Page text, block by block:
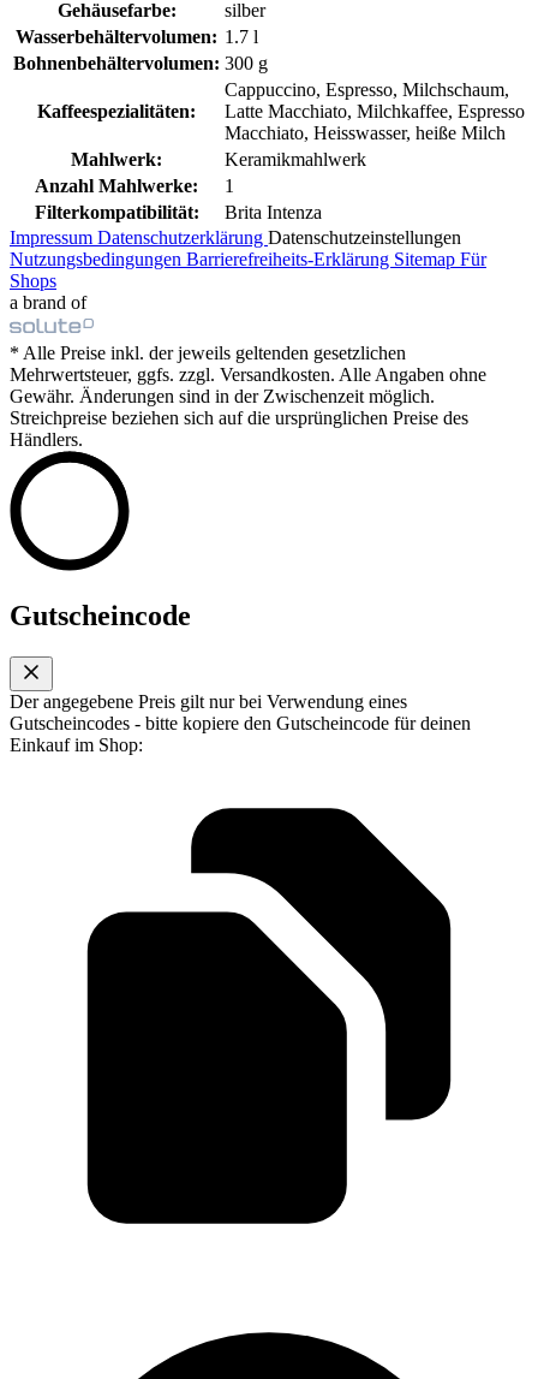
Gehäusefarbe:
silber
Wasserbehältervolumen: 1.7 l
Bohnenbehältervolumen: 300 g
Kaffeespezialitäten:
Cappuccino, Espresso, Milchschaum,
Latte Macchiato, Milchkaffee, Espresso
Macchiato, Heisswasser, heiße Milch
Mahlwerk:
Keramikmahlwerk
Anzahl Mahlwerke:
1
Filterkompatibilität:
Brita Intenza
Impressum Datenschutzerklärung Datenschutzeinstellungen
Nutzungsbedingungen Barrierefreiheits-Erklärung Sitemap Für
Shops
a brand of
* Alle Preise inkl. der jeweils geltenden gesetzlichen
Mehrwertsteuer, ggfs. zzgl. Versandkosten. Alle Angaben ohne
Gewähr. Änderungen sind in der Zwischenzeit möglich.
Streichpreise beziehen sich auf die ursprünglichen Preise des
Händlers.
Gutscheincode
Der angegebene Preis gilt nur bei Verwendung eines
Gutscheincodes - bitte kopiere den Gutscheincode für deinen
Einkauf im Shop: